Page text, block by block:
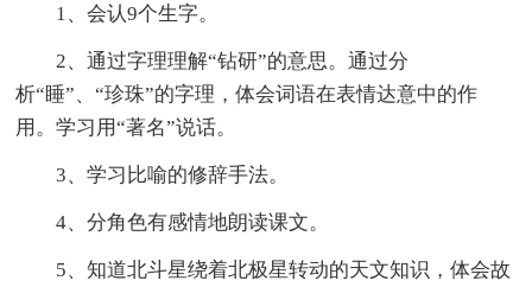
1、会认9个生字。
2、通过字理理解“钻研”的意思。通过分
析“睡”、“珍珠”的字理，体会词语在表情达意中的作
用。学习用“著名”说话。
3、学习比喻的修辞手法。
4、分角色有感情地朗读课文。
5、知道北斗星绕着北极星转动的天文知识，体会故